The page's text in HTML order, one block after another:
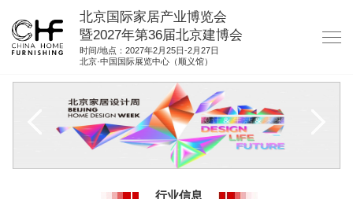
北京国际家居产业博览会
暨2027年第36届北京建博会
时间/地点：2027年2月25日-2月27日
北京·中国国际展览中心（顺义馆）
行业信息